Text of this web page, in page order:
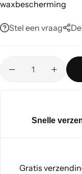
waxbescherming
Stel een vraag
Snelle
Gratis